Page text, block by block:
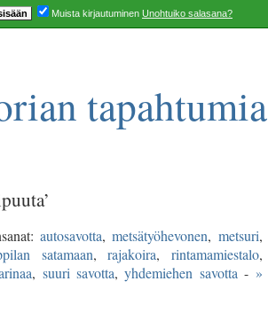
tapahtumia
autosavotta,metsätyöhevonen, metsuri,
satamaan, rajakoira, rintamamiestalo,
, suuri savotta,yhdemiehen savotta - »
Muista kirjautuminen Unohtuiko salasana?